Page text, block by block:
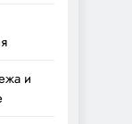
и